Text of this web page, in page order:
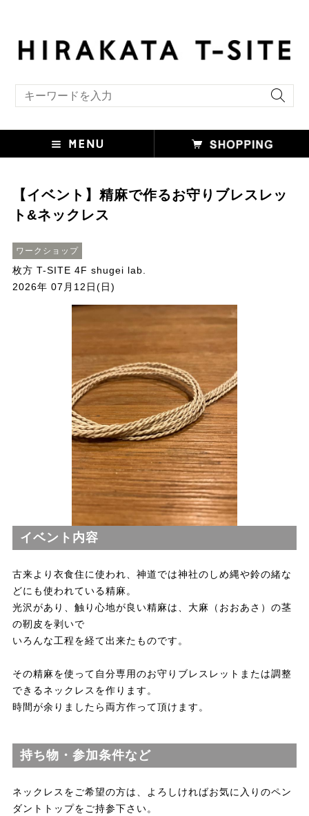
【イベント】精麻で作るお守りブレスレッ
ト&ネックレス
ワークショップ
枚方 T-SITE 4F shugei lab.
2026年 07月12日(日)
イベント内容
古来より衣食住に使われ、神道では神社のしめ縄や鈴の緒な
どにも使われている精麻。
光沢があり、触り心地が良い精麻は、大麻（おおあさ）の茎
の靭皮を剥いで
いろんな工程を経て出来たものです。
その精麻を使って自分専用のお守りブレスレットまたは調整
できるネックレスを作ります。
時間が余りましたら両方作って頂けます。
持ち物・参加条件など
ネックレスをご希望の方は、よろしければお気に入りのペン
ダントトップをご持参下さい。